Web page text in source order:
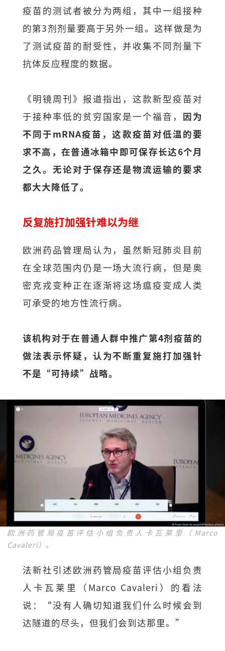
疫苗的测试者被分为两组，其中一组接种
的第3剂剂量要高于另外一组。这样做是为
了测试疫苗的耐受性，并收集不同剂量下
抗体反应程度的数据。
《明镜周刊》报道指出，这款新型疫苗对
于接种率低的贫穷国家是一个福音， 因为
不同于mRNA疫苗，这款疫苗对低温的要
求不高，在普通冰箱中即可保存长达6个月
之久。无论对于保存还是物流运输的要求
都大大降低了。
反复施打加强针难以为继
欧洲药品管理局认为，虽然新冠肺炎目前
在全球范围内仍是一场大流行病，但是奥
密克戎变种正在逐渐将这场瘟疫变成人类
可承受的地方性流行病。
该机构对于在普通人群中推广第4剂疫苗的
做法表示怀疑，认为不断重复施打加强针
不是“可持续”战略。
欧洲药管局疫苗评估小组负责人卡瓦莱里（Marco
Cavaleri）。
法新社引述欧洲药管局疫苗评估小组负责
人卡瓦莱里（Marco Cavaleri）的看法
说：“没有人确切知道我们什么时候会到
达隧道的尽头，但我们会到达那里。”